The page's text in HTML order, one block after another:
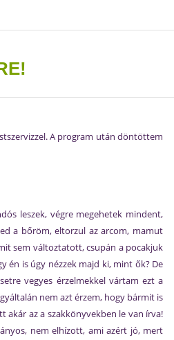
A program után döntöttem
leszek, végre megehetek mindent,
a bőröm, eltorzul az arcom, mamut
sem változtatott, csupán a pocakjuk
én is úgy nézzek majd ki, mint ők? De
vegyes érzelmekkel vártam ezt a
nem azt érzem, hogy bármit is
az a szakkönyvekben le van írva!
nem elhízott, ami azért jó, mert